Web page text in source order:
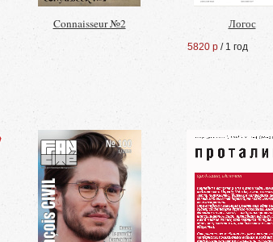
Connaisseur №2 Логос
5820 р / 1 год